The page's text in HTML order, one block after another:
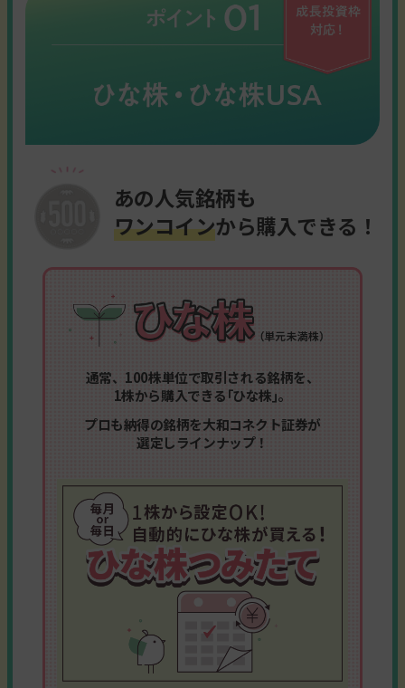
あの人気銘柄も
ワンコインから購入できる！
通常、100株単位で取引される銘柄を、
1株から購入できる｢ひな株｣。
プロも納得の銘柄を大和コネクト証券が
選定しラインナップ！